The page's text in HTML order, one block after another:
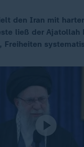
den Iran mit
ließ der Ajatollah
Freiheiten